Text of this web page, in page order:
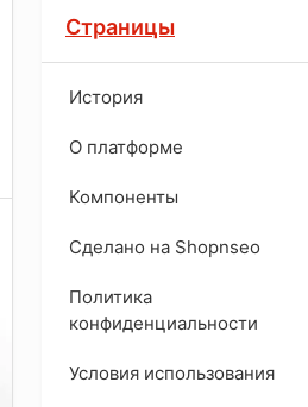
Страницы
История
O платформе
Компоненты
Сделано на Shopnseo
Политика
конфиденциальности
Условия использования